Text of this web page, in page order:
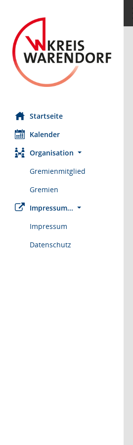
Startseite
Kalender
Organisation
Gremienmitglied
Gremien
Impressum...
Impressum
Datenschutz